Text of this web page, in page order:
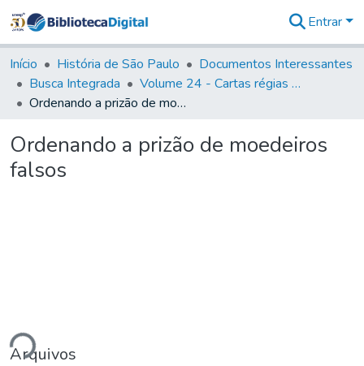
&
Coleções
Tudo na
Biblioteca
Estatísticas
Entrar
Início História de São Paulo
Documentos Interessantes
Busca Integrada
Volume 24 - Cartas régias e provisões (1730- 1738)
Ordenando a prizão de moedeiros falsos
Ordenando a prizão de moedeiros
falsos
Arquivos